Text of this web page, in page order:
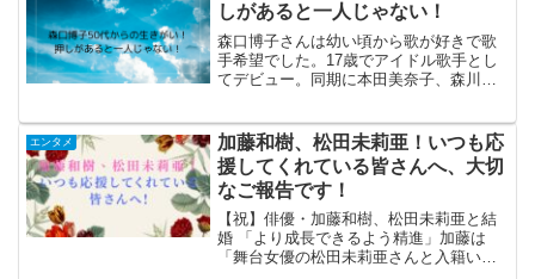
しがあると一人じゃない！
森口博子さんは幼い頃から歌が好きで歌
手希望でした。17歳でアイドル歌手とし
てデビュー。同期に本田美奈子、森川美
子、大西結花、中村繁之、若林志穂らが
いました。しかし転機が訪...
エンタメ
加藤和樹、松田未莉亜！いつも応
援してくれている皆さんへ、大切
なご報告です！
【祝】俳優・加藤和樹、松田未莉亜と結
婚 「より成長できるよう精進」加藤は
「舞台女優の松田未莉亜さんと入籍いた